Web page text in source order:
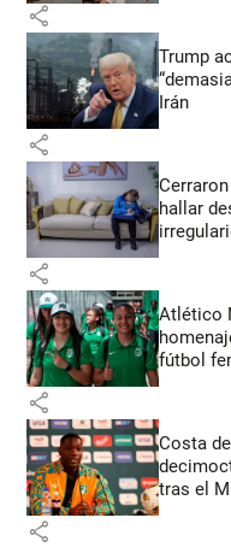
share
Trump
Irán
share
hallar
share
Atlético
fútbol
share
Costa
tras el
share